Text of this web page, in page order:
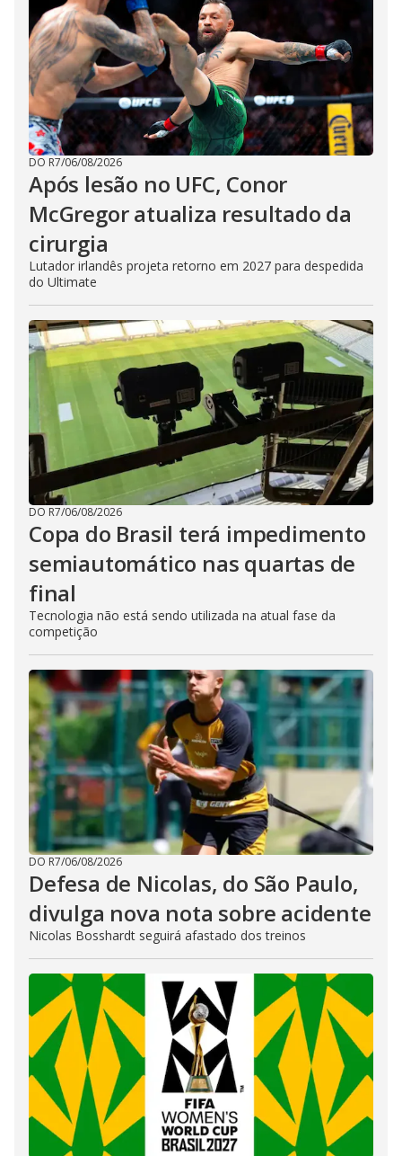
DO R7/06/08/2026
Após lesão no UFC, Conor
McGregor atualiza resultado da
cirurgia
Lutador irlandês projeta retorno em 2027 para despedida
do Ultimate
DO R7/06/08/2026
Copa do Brasil terá impedimento
semiautomático nas quartas de
final
Tecnologia não está sendo utilizada na atual fase da
competição
DO R7/06/08/2026
Defesa de Nicolas, do São Paulo,
divulga nova nota sobre acidente
Nicolas Bosshardt seguirá afastado dos treinos